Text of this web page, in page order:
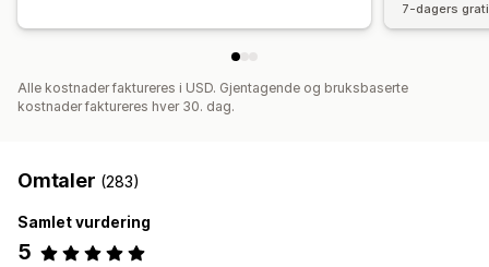
7-dagers
Alle kostnader faktureres i USD. Gjentagende og bruksbaserte
kostnader faktureres hver 30. dag.
Omtaler (283)
Samlet vurdering
5